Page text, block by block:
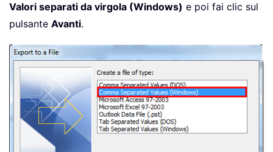
Valori separati da virgola (Windows) e poi fai clic sul
pulsante Avanti.